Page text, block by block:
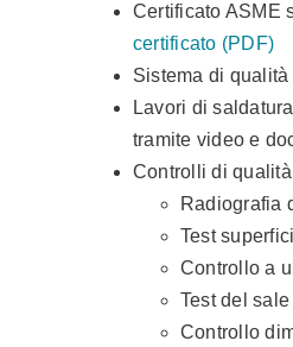
Certificato ASME
certificato (PDF)
Sistema di qualità
Lavori di
tramite video e
Controlli di
Radiografia
Test
Controllo a
Test del sale
Controllo